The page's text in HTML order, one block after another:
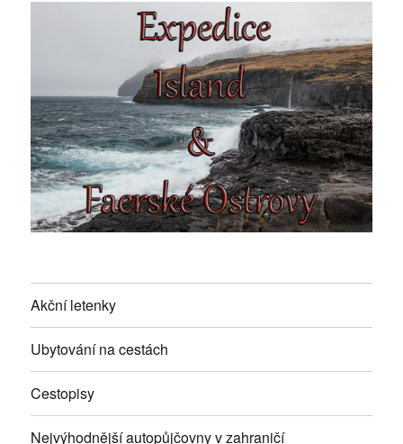
Akční letenky
Ubytování na cestách
Cestopisy
Nejvýhodnější autopůjčovny v zahraničí